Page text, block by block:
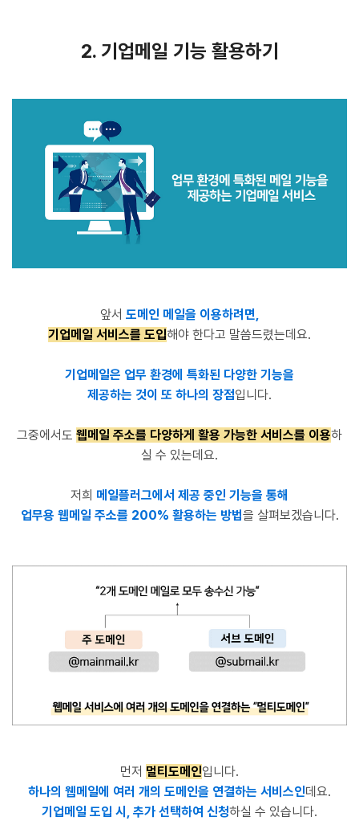
2. 기업메일 기능 활용하기
앞서 도메인 메일을 이용하려면,
기업메일 서비스를 도입해야 한다고 말씀드렸는데요.
기업메일은 업무 환경에 특화된 다양한 기능을
제공하는 것이 또 하나의 장점입니다.
그중에서도 웹메일 주소를 다양하게 활용 가능한 서비스를 이용하
실 수 있는데요.
저희 메일플러그에서 제공 중인 기능을 통해
업무용 웹메일 주소를 200% 활용하는 방법을 살펴보겠습니다.
먼저 멀티도메인입니다.
하나의 웹메일에 여러 개의 도메인을 연결하는 서비스인데요.
기업메일 도입 시, 추가 선택하여 신청하실 수 있습니다.